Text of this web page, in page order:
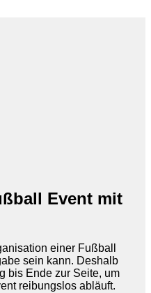
Event mit
einer Fußball
sein kann. Deshalb
bis Ende zur Seite, um
reibungslos abläuft.